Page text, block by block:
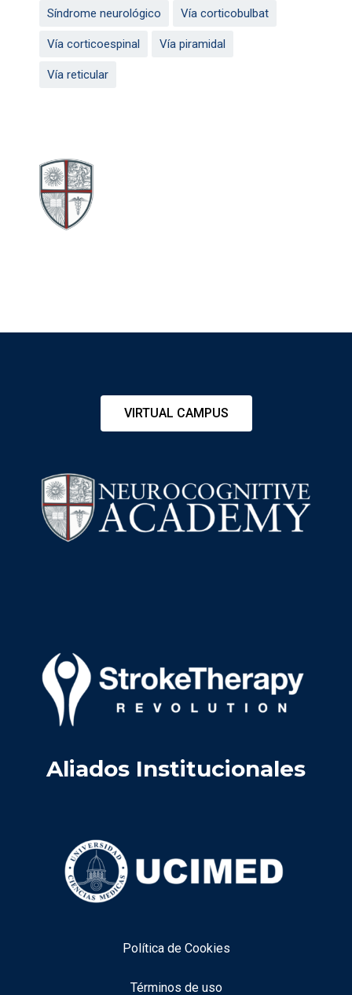
Síndrome neurológico Vía corticobulbat
Vía corticoespinal Vía piramidal
Vía reticular
VIRTUAL CAMPUS
Aliados Institucionales
Política de Cookies
Términos de uso